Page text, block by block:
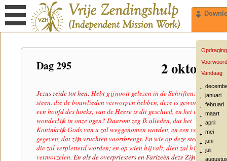
Opdraging
Voorwoord
Vandaag
januari
februari
maart
april
mei
juni
juli
2 oktober
Dag 295
Jezus zeide tot hen:Hebt gij nooit gelezen in de Schriften: De
steen, die de bouwlieden verworpen hebben, deze is geworden tot
een hoofd des hoeks; van de Heere is dit geschied, en het is
wonderlijk in onze ogen? Daarom zeg Ik ulieden, dat het
Koninkrijk Gods van u zal weggenomen worden, en een volk
gegeven, dat zijn vruchten voortbrengt. En wie op deze steen valt,
die zal verpletterd worden; en op wien hij valt, dien zal hij
vermorzelen. En als de overpriesters en Farizeën deze Zijn